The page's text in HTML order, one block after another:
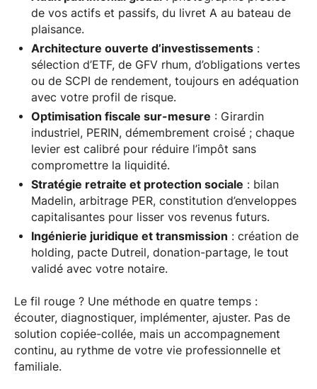
de vos actifs et passifs, du livret A au bateau de
plaisance.
Architecture ouverte d’investissements:
sélection d’ETF, de GFV rhum, d’obligations vertes
ou de SCPI de rendement, toujours en adéquation
avec votre profil de risque.
Optimisation fiscale sur-mesure : Girardin
industriel, PERIN, démembrement croisé ; chaque
levier est calibré pour réduire l’impôt sans
compromettre la liquidité.
Stratégie retraite et protection sociale : bilan
Madelin, arbitrage PER, constitution d’enveloppes
capitalisantes pour lisser vos revenus futurs.
Ingénierie juridique et transmission : création de
holding, pacte Dutreil, donation-partage, le tout
validé avec votre notaire.
Le fil rouge ? Une méthode en quatre temps :
écouter, diagnostiquer, implémenter, ajuster. Pas de
solution copiée-collée, mais un accompagnement
continu, au rythme de votre vie professionnelle et
familiale.